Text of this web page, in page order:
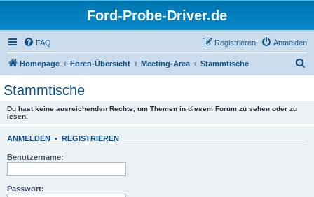
Ford-Probe-Driver.de
FAQ Anmelden
Registrieren
Homepage Foren-Übersicht Meeting-Area Stammtische
Stammtische
Du hast keine ausreichenden Rechte, um Themen in diesem Forum zu sehen oder zu
lesen.
ANMELDEN • REGISTRIEREN
Benutzername:
Passwort: